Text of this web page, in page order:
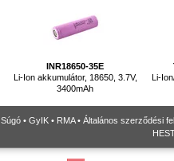
INR18650-35E
Li-Ion akkumulátor, 18650, 3.7V,
3400mAh
Li-
Súgó • GyIK • RMA• Általános szerződési